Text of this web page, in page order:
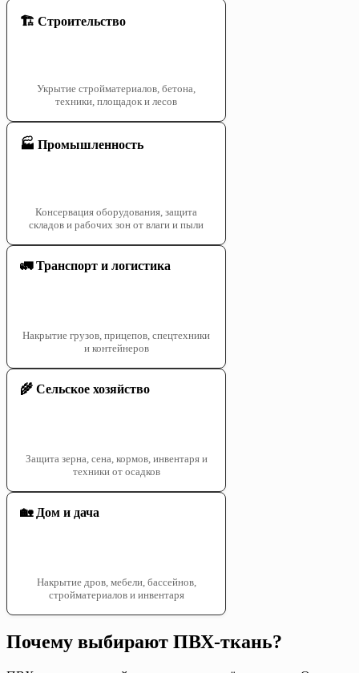
🏗️ Строительство
Укрытие стройматериалов, бетона,
техники, площадок и лесов
🏭 Промышленность
Консервация оборудования, защита
складов и рабочих зон от влаги и пыли
🚛 Транспорт и логистика
Накрытие грузов, прицепов, спецтехники
и контейнеров
🌾 Сельское хозяйство
Защита зерна, сена, кормов, инвентаря и
техники от осадков
🏡 Дом и дача
Накрытие дров, мебели, бассейнов,
стройматериалов и инвентаря
Почему выбирают ПВХ-ткань?